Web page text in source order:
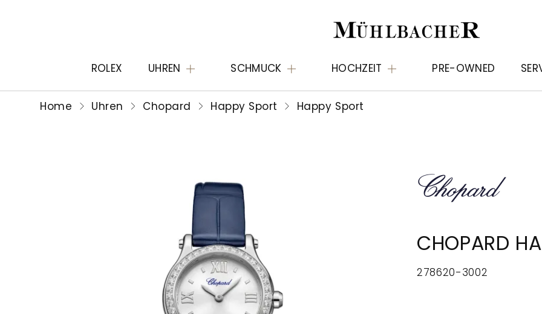
ROLEX UHREN SCHMUCK HOCHZEIT PRE-OWNED
Home Uhren Chopard Happy Sport Happy Sport
CHOPARD
278620-3002